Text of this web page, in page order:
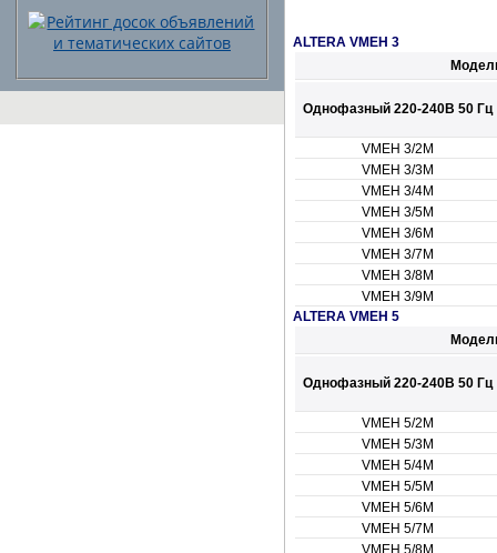
ALTERA VMEH 3
Однофазный 220-240В 50 Гц
VMEH 3/2M
VMEH 3/3M
VMEH 3/4M
VMEH 3/5M
VMEH 3/6M
VMEH 3/7M
VMEH 3/8M
VMEH 3/9M
ALTERA VMEH 5
Однофазный 220-240В 50 Гц
VMEH 5/2M
VMEH 5/3M
VMEH 5/4M
VMEH 5/5M
VMEH 5/6M
VMEH 5/7M
VMEH 5/8M